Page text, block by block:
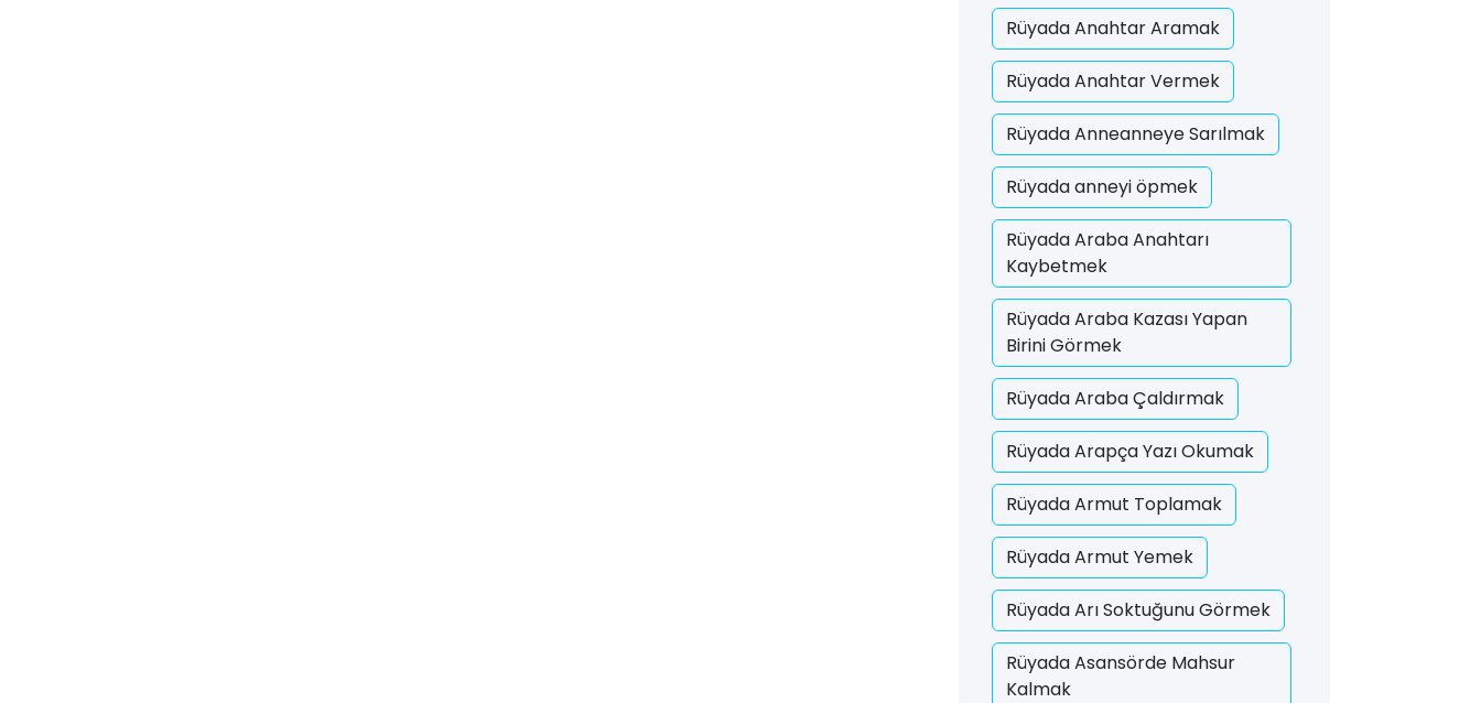
Rüyada Anahtar Aramak
Rüyada Anahtar Vermek
Rüyada Anneanneye Sarılmak
Rüyada anneyi öpmek
Rüyada Araba Anahtarı
Kaybetmek
Rüyada Araba Kazası Yapan
Birini Görmek
Rüyada Araba Çaldırmak
Rüyada Arapça Yazı Okumak
Rüyada Armut Toplamak
Rüyada Armut Yemek
Rüyada Arı Soktuğunu Görmek
Rüyada Asansörde Mahsur
Kalmak